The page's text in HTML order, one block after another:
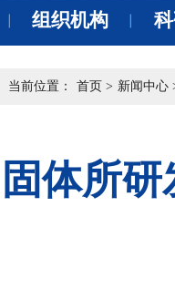
组织机构
当前位置： 首页 > 新闻中心
固体所